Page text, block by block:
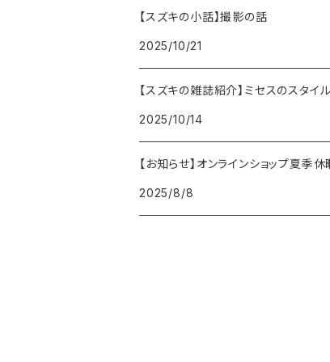
【スズキの小話】撮影の話
2025/10/21
【スズキの雑誌紹介】ミセスのスタ
2025/10/14
【お知らせ】オンラインショップ夏季
2025/8/8